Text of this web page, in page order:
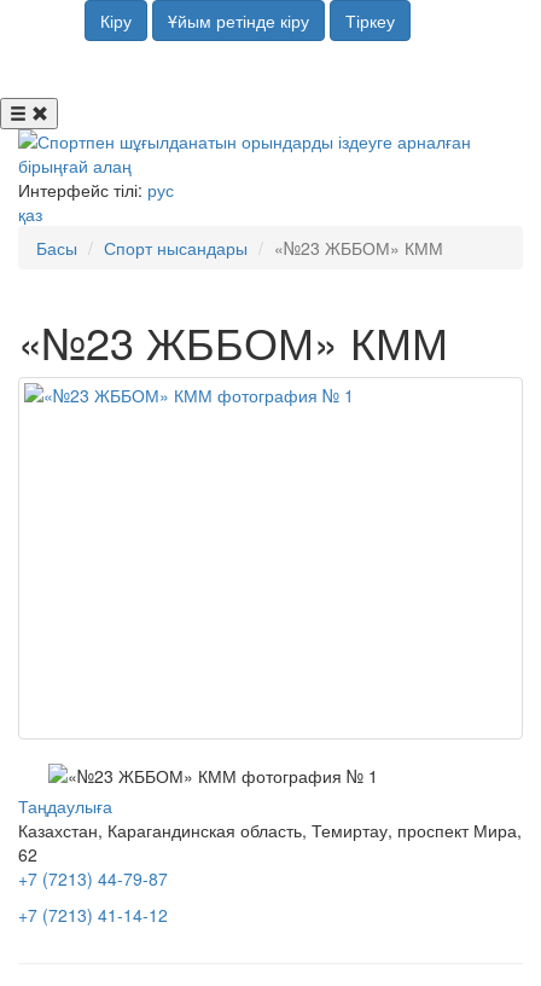
Кіру Ұйым ретінде кіру Тіркеу
Интерфейс тілі: рус
қаз
Басы
Спорт нысандары «№23 ЖББОМ» КММ
«№23 ЖББОМ» КММ
Таңдаулыға
Казахстан, Карагандинская область, Темиртау, проспект Мира,
62
+7 (7213) 44-79-87
+7 (7213) 41-14-12